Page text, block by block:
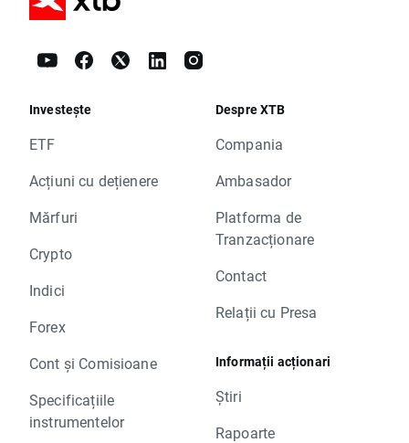
Investește
ETF
Acțiuni cu dețienere
Mărfuri
Crypto
Indici
Forex
Cont și Comisioane
Specificațiile
instrumentelor
Despre XTB
Compania
Ambasador
Platforma de
Tranzacționare
Contact
Relații cu Presa
Informații acționari
Știri
Rapoarte